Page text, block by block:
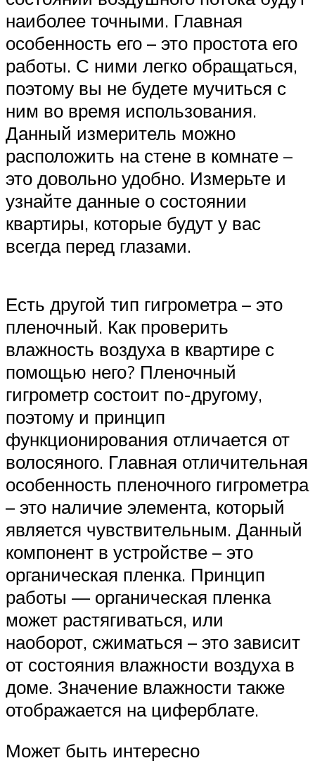
наиболее точными. Главная
особенность его – это простота его
работы. С ними легко обращаться,
поэтому вы не будете мучиться с
ним во время использования.
Данный измеритель можно
расположить на стене в комнате –
это довольно удобно. Измерьте и
узнайте данные о состоянии
квартиры, которые будут у вас
всегда перед глазами.
Есть другой тип гигрометра – это
пленочный. Как проверить
влажность воздуха в квартире с
помощью него? Пленочный
гигрометр состоит по-другому,
поэтому и принцип
функционирования отличается от
волосяного. Главная отличительная
особенность пленочного гигрометра
– это наличие элемента, который
является чувствительным. Данный
компонент в устройстве – это
органическая пленка. Принцип
работы — органическая пленка
может растягиваться, или
наоборот, сжиматься – это зависит
от состояния влажности воздуха в
доме. Значение влажности также
отображается на циферблате.
Может быть интересно